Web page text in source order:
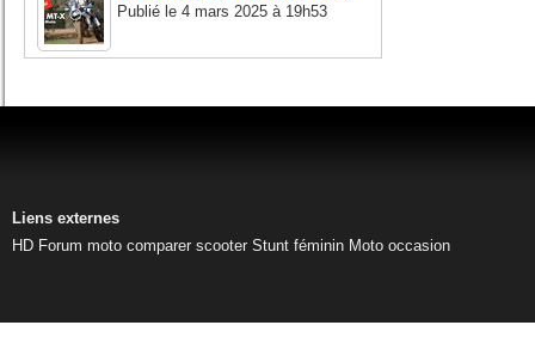
Publié le 4 mars 2025 à 19h53
Liens externes
HD Forum moto comparer scooter Stunt féminin Moto occasion